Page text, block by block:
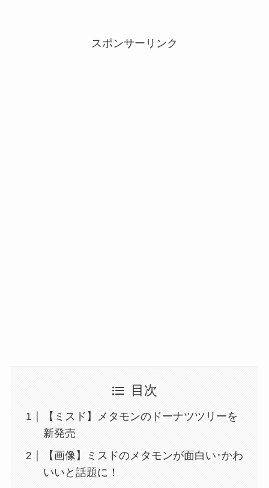
スポンサーリンク
目次
【ミスド】メタモンのドーナツツリーを
新発売
【画像】ミスドのメタモンが面白い･かわ
いいと話題に！